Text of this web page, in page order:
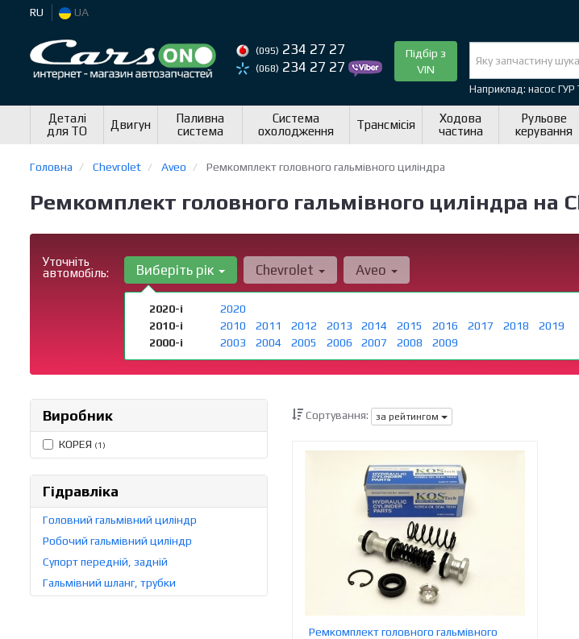
RU UA
(095) 234 27 27
(068) 234 27 27
Підбір з
VIN
Наприклад: насос
Деталі
для ТО
Двигун
Паливна
система
Система
охолодження
Трансмісія
Ходова
частина
Рульове
керування
Головна Chevrolet Aveo Ремкомплект головного гальмівного циліндра
Ремкомплект головного гальмівного циліндра на
Уточніть
автомобіль:
Виберіть рік
2020-і
2020
2010-і
2010 2011 2012 2013 2014 2015 2016 2017 2018
2019
2000-і
2003 2004 2005 2006 2007 2008 2009
Chevrolet Aveo
Виробник
КОРЕЯ (1)
Гідравліка
Головний гальмівний циліндр
Робочий гальмівний циліндр
Супорт передній, задній
Гальмівний шланг, трубки
Сортування: за рейтингом
Ремкомплект головного гальмівного